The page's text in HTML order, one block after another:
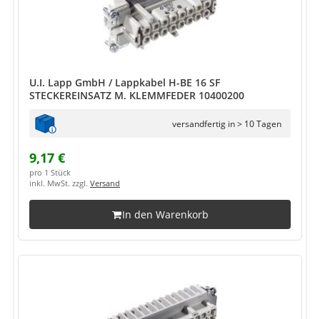
U.I. Lapp GmbH / Lappkabel H-BE 16 SF
STECKEREINSATZ M. KLEMMFEDER 10400200
versandfertig in > 10 Tagen
9,17 €
pro 1 Stück
inkl. MwSt. zzgl. Versand
In den Warenkorb